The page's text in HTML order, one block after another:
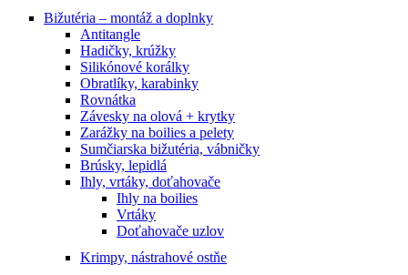
Bižutéria – montáž a doplnky
Antitangle
Hadičky, krúžky
Silikónové korálky
Obratlíky, karabinky
Rovnátka
Závesky na olová + krytky
Zarážky na boilies a pelety
Sumčiarska bižutéria, vábničky
Brúsky, lepidlá
Ihly, vrtáky, doťahovače
Ihly na boilies
Vrtáky
Doťahovače uzlov
Krimpy, nástrahové ostňe